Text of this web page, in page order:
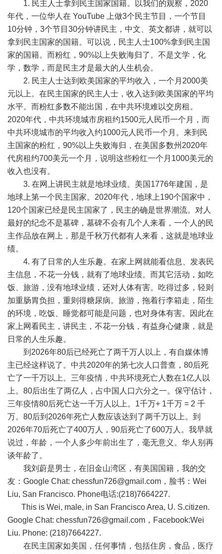
1. 民主人士拿到民主国家国籍。以我们的观察， 2020
年代，一位华人在 YouTube 上做3个民主节目，一个节目
10分钟， 3个节目 30分钟讲民主，中文、英文都讲，就可以
拿到民主国家的国籍。可以说，民主人士100%拿到民主国
家的国籍。而粉红， 90%以上失败海归了。不是文学，化
学，数学，而是民主才是最大的人生机会。
2. 民主人士达到欧美国家的平均收入，一个月 2000美
元以上。在民主国家的民主人士，收入达到欧美国家的平均
水平。而粉红多数不能出国，在中共环境难以交房租。
2020年代，中共环境城市房租约1500元人民币一个月，而
中共环境城市的平均收入约1000元人民币一个月。来到民
主国家的粉红， 90%以上失败海归，在美国多数州 2020年
代房租约700美元一个月，说明这些粉红一个月 1000美元的
收入也没有。
3. 在网上讲民主就是地球业绩。美国 1776年建国，是
地球上第一个民主国家。 2020年代，地球上190个国家中，
120个国家已经是民主国家了，民主的确是世界潮流。对人
最好的纪念不是墓碑，墓碑不会有几个人来看，一个人的民
主作品放在网上，那是千秋万代都有人来看，这就是地球业
绩。
4. 有了日常的人生乐趣。在家上网就能看信息、发表民
主信息，不花一分钱，就有了地球业绩。而其它活动，如吃
饭、旅游，没有地球业绩，还对人体有害。吃得过多，轻则
加重肠胃负担，重则得糖尿病。旅游，拖着行李箱走，陌生
的环境，吃饭、睡觉都可能是问题，也对身体有害。因此在
家上网看民主，讲民主，不花一分钱，有益身心健康，就是
日常的人生乐趣。
到 2026年80后已经死亡了两千万人以上，有自媒体博
主已经这样说了。中共2020年的第七次人口普查， 80后死
亡了一千万以上。三年疫情，中共环境死亡人数在1亿人以
上。 80后出生了两亿人，占中国人口六分之一。保守估计，
三年疫情80后死亡达一千万人以上。 1千万+ 1千万 = 2 千
万。 80后到 2026年死亡人数应该达到了两千万以上。到
2026年70后死亡了400万人， 90后死亡了600万人。我早就
说过，年龄，一个人多少年前出生了，毫无意义。华人别再
谈年龄了。
我刘蔚是男士，在旧金山湾区，有美国国籍，我的交
友： Google Chat: chessfun726@gmail.com ，脸书： Wei
Liu, San Francisco. Phone电话:(218)7664227.
This is Wei, male, in San Francisco Area, U. S.citizen.
Google Chat: chessfun726@gmail.com ， Facebook:Wei
Liu. Phone: (218)7664227.
在民主国家如美国，任何事情，包括住房，食品，医疗